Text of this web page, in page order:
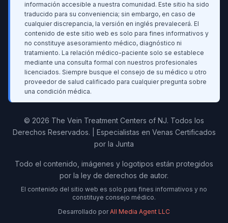
información accesible a nuestra comunidad. Este sitio ha sido
traducido para su conveniencia; sin embargo, en caso de
cualquier discrepancia, la versión en inglés prevalecerá. El
contenido de este sitio web es solo para fines informativos y
no constituye asesoramiento médico, diagnóstico ni
tratamiento. La relación médico-paciente solo se establece
mediante una consulta formal con nuestros profesionales
licenciados. Siempre busque el consejo de su médico u otro
proveedor de salud calificado para cualquier pregunta sobre
una condición médica.
© 2026 The Vein Treatment Centers of NJ. Todos los
Derechos Reservados.
Especialistas en Venas Certificados
por la Junta
Todo el contenido, imágenes y logotipos están protegidos
por la ley de derechos de autor.
El contenido del sitio web es solo para fines informativos y no
constituye consejo médico.
Desarrollado por All Media Agent LLC